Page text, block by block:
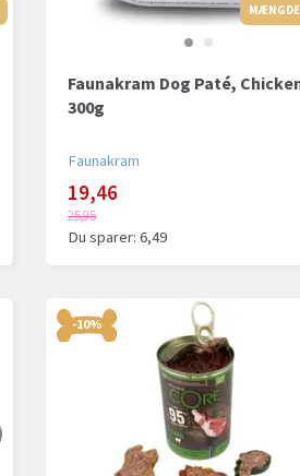
Faunakram Dog Paté,
300g
Faunakram
19,46
25,95
Du sparer:6,49
-10%